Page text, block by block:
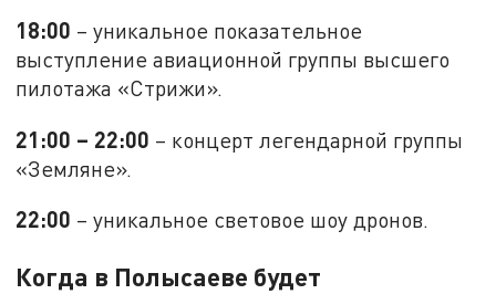
18:00 – уникальное показательное
выступление авиационной группы высшего
пилотажа «Стрижи».
21:00 – 22:00 – концерт легендарной группы
«Земляне».
22:00 – уникальное световое шоу дронов.
Когда в Полысаеве будет